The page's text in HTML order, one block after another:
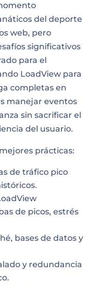
del deporte
web, pero
significativos
para el
LoadView para
completas en
manejar eventos
sin sacrificar el
del usuario.
prácticas:
de tráfico pico
de picos, estrés
bases de datos y
y redundancia